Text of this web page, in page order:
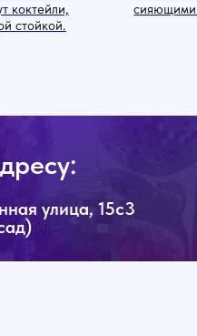
коктейли,
стойкой.
сияющими
улица, 15с3